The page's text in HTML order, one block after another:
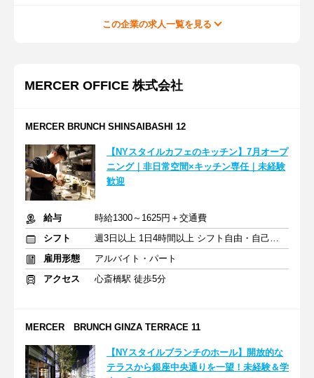
この企業の求人一覧を見る
MERCER OFFICE 株式会社
MERCER BRUNCH SHINSAIBASHI 12
【NYスタイルカフェのキッチン】7月オープ
ニング｜非日常空間×キッチン専任｜未経験
歓迎
給与
時給1300～1625円＋交通費
シフト
週3日以上 1日4時間以上 シフト自由・自己申告
雇用形態
アルバイト・パート
アクセス
心斎橋駅 徒歩5分
MERCER BRUNCH GINZA TERRACE 11
【NYスタイルブランチのホール】開放的な
テラスから銀座中央通りを一望！未経験＆学